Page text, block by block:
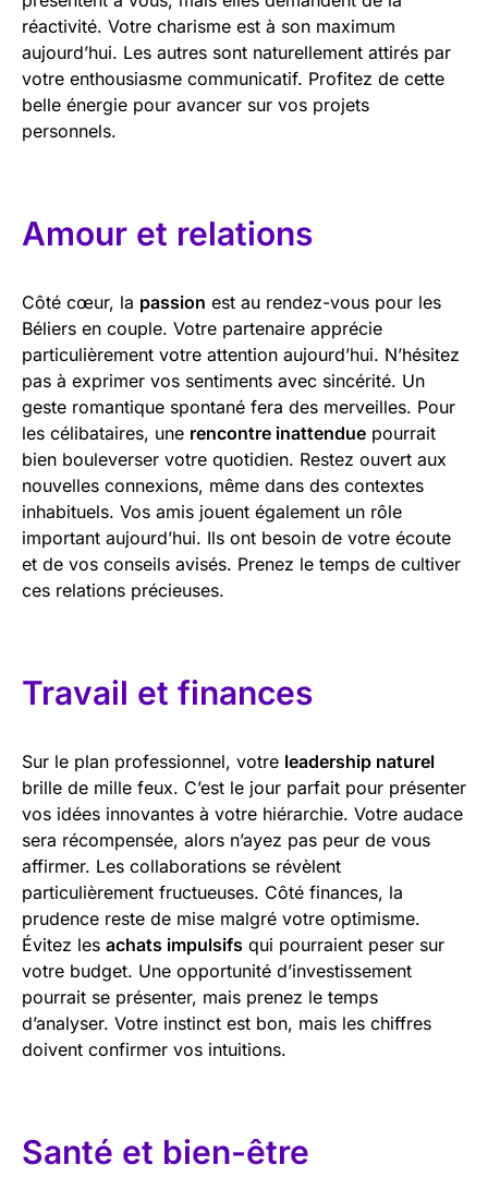
réactivité. Votre charisme est à son maximum
aujourd’hui. Les autres sont naturellement attirés par
votre enthousiasme communicatif. Profitez de cette
belle énergie pour avancer sur vos projets
personnels.
Amour et relations
Côté cœur, la passion est au rendez-vous pour les
Béliers en couple. Votre partenaire apprécie
particulièrement votre attention aujourd’hui. N’hésitez
pas à exprimer vos sentiments avec sincérité. Un
geste romantique spontané fera des merveilles. Pour
les célibataires, une rencontre inattendue pourrait
bien bouleverser votre quotidien. Restez ouvert aux
nouvelles connexions, même dans des contextes
inhabituels. Vos amis jouent également un rôle
important aujourd’hui. Ils ont besoin de votre écoute
et de vos conseils avisés. Prenez le temps de cultiver
ces relations précieuses.
Travail et finances
Sur le plan professionnel, votre leadership naturel
brille de mille feux. C’est le jour parfait pour présenter
vos idées innovantes à votre hiérarchie. Votre audace
sera récompensée, alors n’ayez pas peur de vous
affirmer. Les collaborations se révèlent
particulièrement fructueuses. Côté finances, la
prudence reste de mise malgré votre optimisme.
Évitez les achats impulsifs qui pourraient peser sur
votre budget. Une opportunité d’investissement
pourrait se présenter, mais prenez le temps
d’analyser. Votre instinct est bon, mais les chiffres
doivent confirmer vos intuitions.
Santé et bien-être